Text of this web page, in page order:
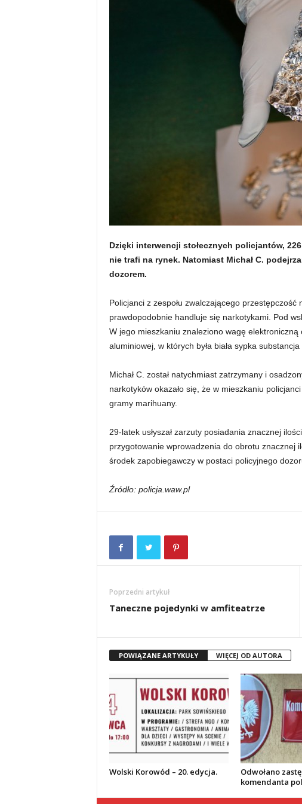
Dzięki interwencji stołecznych policjantów,
nie trafi na rynek. Natomiast Michał C.
dozorem.
Policjanci z zespołu zwalczającego
prawdopodobnie handluje się narkotykami. Pod
W jego mieszkaniu znaleziono wagę
aluminiowej, w których była biała sypka
Michał C. został natychmiast zatrzymany i
narkotyków okazało się, że w mieszkaniu
gramy marihuany.
29-latek usłyszał zarzuty posiadania znacznej
przygotowanie wprowadzenia do obrotu znacznej
środek zapobiegawczy w postaci policyjnego
Źródło: policja.waw.pl
Poprzedni artykuł
Taneczne pojedynki w amfiteatrze
POWIĄZANE ARTYKUŁY WIĘCEJ OD AUTORA
Wolski Korowód – 20. edycja.
Odwołano
komendanta